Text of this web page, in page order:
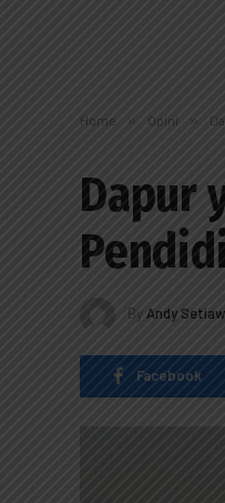
Home » Opini »
Dapur
By Andy
Facebook